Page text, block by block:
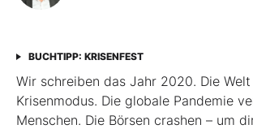
BUCHTIPP: KRISENFEST
Wir schreiben das Jahr 2020. Die
Krisenmodus. Die globale Pandemie
Menschen. Die Börsen crashen – um